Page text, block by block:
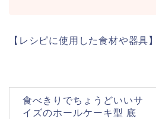
【レシピに使用した食材や器具】
食べきりでちょうどいいサ
イズのホールケーキ型 底